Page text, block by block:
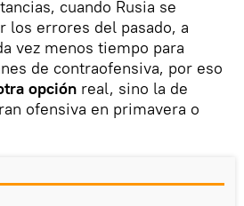
cuando Rusia se
los errores del pasado, a
vez menos tiempo para
de contraofensiva, por eso
opción real, sino la de
ofensiva en primavera o